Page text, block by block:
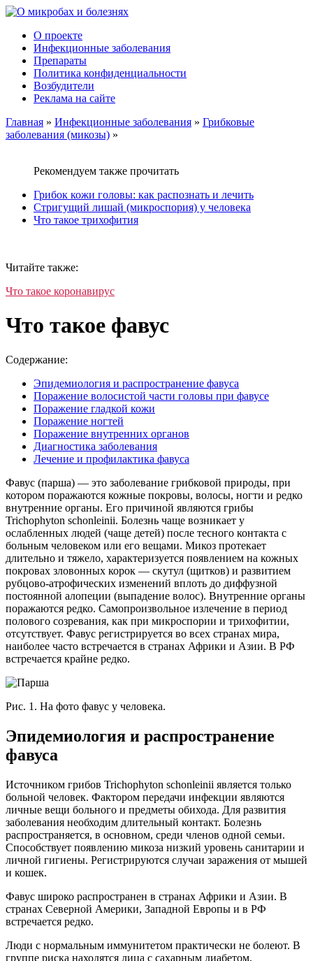
О проекте
Инфекционные заболевания
Препараты
Политика конфиденциальности
Возбудители
Реклама на сайте
Главная » Инфекционные заболевания » Грибковые
заболевания (микозы) »
Рекомендуем также прочитать
Грибок кожи головы: как распознать и лечить
Стригущий лишай (микроспория) у человека
Что такое трихофития
Читайте также:
Что такое коронавирус
Что такое фавус
Содержание:
Эпидемиология и распространение фавуса
Поражение волосистой части головы при фавусе
Поражение гладкой кожи
Поражение ногтей
Поражение внутренних органов
Диагностика заболевания
Лечение и профилактика фавуса
Фавус (парша) — это заболевание грибковой природы, при
котором поражаются кожные покровы, волосы, ногти и редко
внутренние органы. Его причиной являются грибы
Trichophyton schоnleinii. Болезнь чаще возникает у
ослабленных людей (чаще детей) после тесного контакта с
больным человеком или его вещами. Микоз протекает
длительно и тяжело, характеризуется появлением на кожных
покровах зловонных корок — скутул (щитков) и развитием
рубцово-атрофических изменений вплоть до диффузной
постоянной алопеции (выпадение волос). Внутренние органы
поражаются редко. Самопроизвольное излечение в период
полового созревания, как при микроспории и трихофитии,
отсутствует. Фавус регистрируется во всех странах мира,
наиболее часто встречается в странах Африки и Азии. В РФ
встречается крайне редко.
Рис. 1. На фото фавус у человека.
Эпидемиология и распространение
фавуса
Источником грибов Trichophyton schоnleinii является только
больной человек. Фактором передачи инфекции являются
личные вещи больного и предметы обихода. Для развития
заболевания необходим длительный контакт. Болезнь
распространяется, в основном, среди членов одной семьи.
Способствует появлению микоза низкий уровень санитарии и
личной гигиены. Регистрируются случаи заражения от мышей
и кошек.
Фавус широко распространен в странах Африки и Азии. В
странах Северной Америки, Западной Европы и в РФ
встречается редко.
Люди с нормальным иммунитетом практически не болеют. В
группе риска находятся лица с сахарным диабетом,